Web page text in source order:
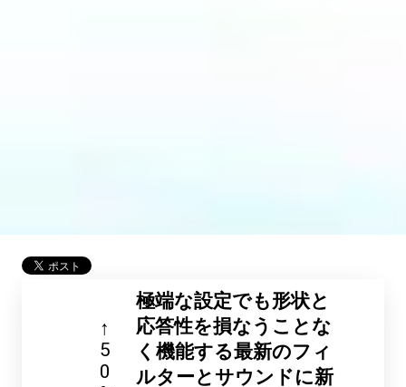
↑
5
0
極端な設定でも形状と
応答性を損なうことな
く機能する最新のフィ
ルターとサウンドに新